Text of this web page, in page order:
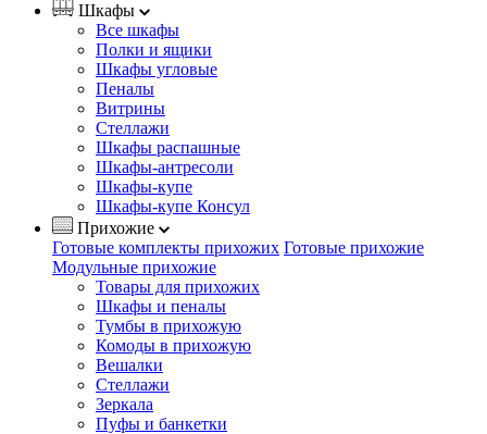
Шкафы
Все шкафы
Полки и ящики
Шкафы угловые
Пеналы
Витрины
Стеллажи
Шкафы распашные
Шкафы-антресоли
Шкафы-купе
Шкафы-купе Консул
Прихожие
Готовые комплекты прихожих Готовые прихожие
Модульные прихожие
Товары для прихожих
Шкафы и пеналы
Тумбы в прихожую
Комоды в прихожую
Вешалки
Стеллажи
Зеркала
Пуфы и банкетки